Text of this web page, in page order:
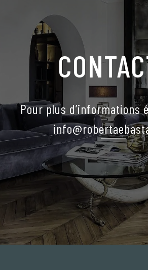
Pour plus d’informations